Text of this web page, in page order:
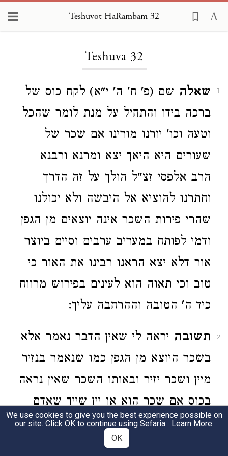
Teshuvot HaRambam 32
Teshuva 32
1 שאלה שם (פ' ח' ה' י"א) לקח כוס של
ברכה בידו והתחיל על מנת לומר שהכל
וטעה וכו' יורנו מורינו אם שכר של
שעורים היא היאך יצא ומרנא ורבנא
הרב אלפסי זצ"ל הולך על זה הדרך
וחתרנו להוציא אל היבשה ולא יכולנו
שהרי פירות השכר אינה יוצאים מן הגפן
ודמי לפותח במעריב ערבים וסיים ביוצר
אור דלא יצא הראנו רבינו את האור כי
טוב וכי תאוה הוא לעינים בפירוש מרווח
כיד ה' הטובה וההרחבה עליך:
2 תשובה יראה לי שאין הדבר נאמר אלא
בשכר היוצא מן הגפן כמו שנאמר בנזיר
מיין ושכר יזיר ובאותו השכר שאין נראה
בכוס אם שכר הוא או יין שייך שאדם
יטול ויפתח על מנת שהוא שכר ויסיים
בבורא פרי הגפן אבל בשכר של שעורים
We use cookies to give you the best experience possible on
our site. Click OK to continue using Sefaria. Learn More.
OK